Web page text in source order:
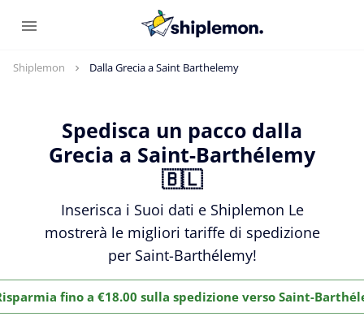
Shiplemon Dalla Grecia a Saint Barthelemy
Spedisca un pacco dalla
Grecia a Saint-Barthélemy
🇧🇱
Inserisca i Suoi dati e Shiplemon Le
mostrerà le migliori tariffe di spedizione
per Saint-Barthélemy!
fino a €18.00 sulla spedizione verso Saint-